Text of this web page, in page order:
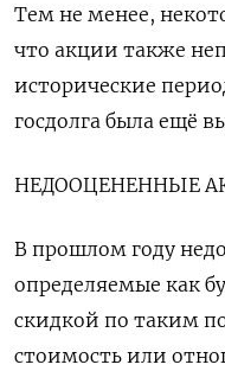
Тем не менее,
что акции также
исторические
госдолга была ещё
НЕДООЦЕНЕННЫЕ
В прошлом году
определяемые как
скидкой по таким
стоимость или